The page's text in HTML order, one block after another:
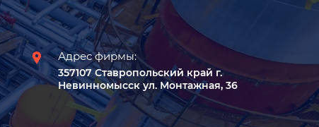
Адрес фирмы:
357107 Ставропольский край г.
Невинномысск ул. Монтажная, 36